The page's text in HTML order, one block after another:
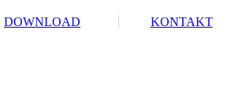
DOWNLOAD KONTAKT